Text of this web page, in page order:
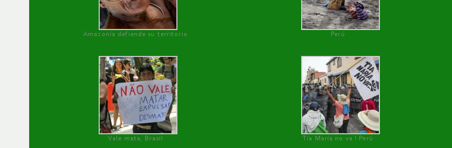
Amazonía defiende su territorio Perú
Vale mata, Brasil Tía María no va ! Perú